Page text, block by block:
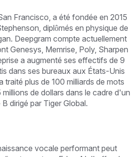
Francisco, a été fondée en 2015
diplômés en physique de
Deepgram compte actuellement
Genesys, Memrise, Poly, Sharpen
a augmenté ses effectifs de 9
dans ses bureaux aux États-Unis
traité plus de 100 milliards de mots
de dollars dans le cadre d'un
dirigé par Tiger Global.
vocale performant peut